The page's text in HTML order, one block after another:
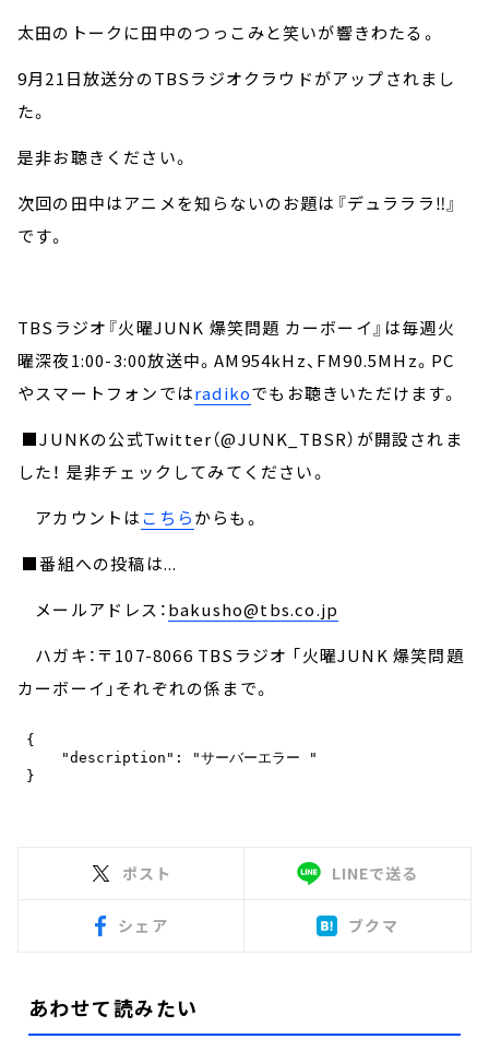
太田のトークに田中のつっこみと笑いが響きわたる。
9月21日放送分のTBSラジオクラウドがアップされまし
た。
是非お聴きください。
次回の田中はアニメを知らないのお題は『デュラララ‼』
です。
TBSラジオ『火曜JUNK 爆笑問題 カーボーイ』は毎週火
曜深夜1:00-3:00放送中。AM954kHz、FM90.5MHz。PC
やスマートフォンではradikoでもお聴きいただけます。
■JUNKの公式Twitter（@JUNK_TBSR）が開設されま
した！ 是非チェックしてみてください。
アカウントはこちらからも。
■番組への投稿は...
メールアドレス：bakusho@tbs.co.jp
ハガキ：〒107-8066 TBSラジオ 「火曜JUNK 爆笑問題
カーボーイ」それぞれの係まで。
ポスト LINEで送る
シェア ブクマ
あわせて読みたい